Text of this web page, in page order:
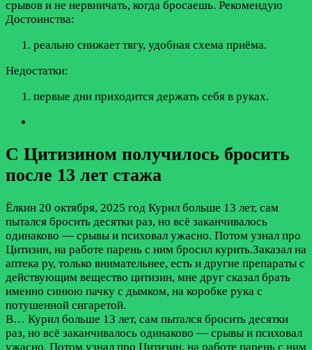
срывов и не нервничать, когда бросаешь. Рекомендую
Достоинства:
реально снижает тягу, удобная схема приёма.
Недостатки:
первые дни приходится держать себя в руках.
С Цитизином получилось бросить
после 13 лет стажа
Ёлкин 20 октября, 2025 год Курил больше 13 лет, сам
пытался бросить десятки раз, но всё заканчивалось
одинаково — срывы и психовал ужасно. Потом узнал про
Цитизин, на работе парень с ним бросил курить.Заказал на
аптека ру, только внимательнее, есть и другие препараты с
действующим вещество цитизин, мне друг сказал брать
именно синюю пачку с дымком, на коробке рука с
потушенной сигаретой.
В… Курил больше 13 лет, сам пытался бросить десятки
раз, но всё заканчивалось одинаково — срывы и психовал
ужасно. Потом узнал про Цитизин, на работе парень с ним